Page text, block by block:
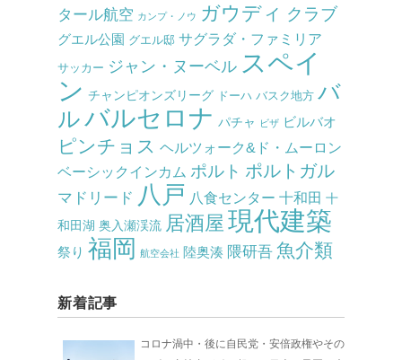
タール航空 カンプ・ノウ ガウディ クラブ
グエル公園 グエル邸 サグラダ・ファミリア
サッカー ジャン・ヌーベル スペイ
ン チャンピオンズリーグ ドーハ バスク地方 バ
ルバルセロナ パチャ ビザ ビルバオ
ピンチョス ヘルツォーク&ド・ムーロン
ベーシックインカム ポルト ポルトガル
マドリード 八戸 八食センター 十和田 十
和田湖 奥入瀬渓流 居酒屋 現代建築
祭り 福岡 航空会社 陸奥湊 隈研吾 魚介類
新着記事
コロナ渦中・後に自民党・安倍政権やその